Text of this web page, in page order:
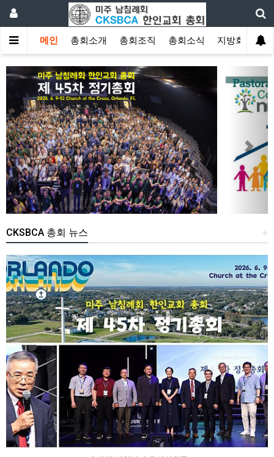
메인 총회소개 총회조직 총회소식 지방회
Previous
+
CKSBCA 총회 뉴스